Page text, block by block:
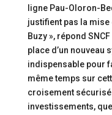
ligne Pau-Oloron-
justifient pas la mise
Buzy », répond
place d’un nouveau
indispensable pour
même temps sur
croisement
investissements,